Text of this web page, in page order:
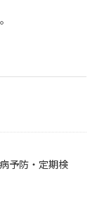
予防・定期検